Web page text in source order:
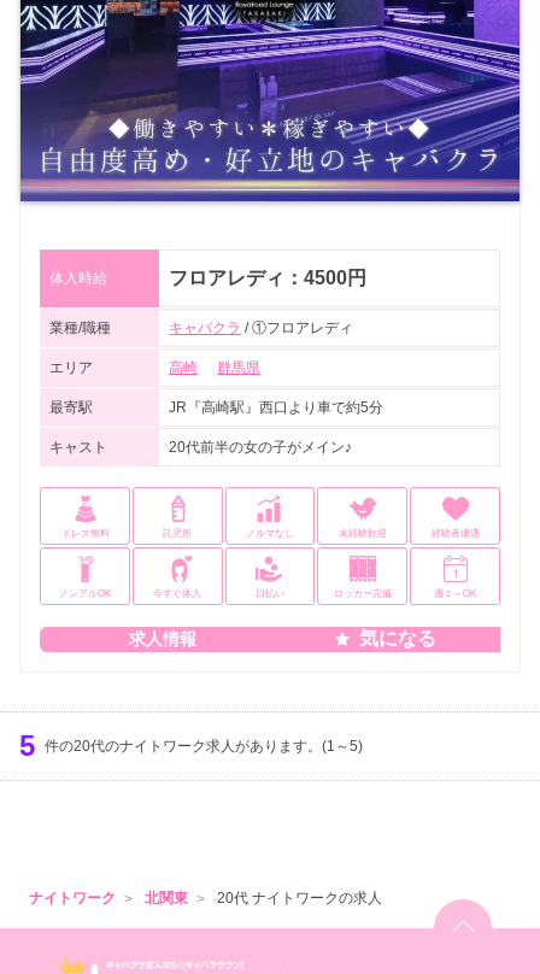
体入時給 フロアレディ：4500円
業種/職種 キャバクラ / ①フロアレディ
エリア 高崎 群馬県
最寄駅 JR『高崎駅』西口より車で約5分
キャスト 20代前半の女の子がメイン♪
ドレス無料 託児所 ノルマなし 未経験歓迎 経験者優遇
ノンアルOK 今すぐ体入 日払い ロッカー完備 週１～OK
求人情報 気になる
5 件の20代のナイトワーク求人があります。(1～5)
ナイトワーク 北関東 20代 ナイトワークの求人